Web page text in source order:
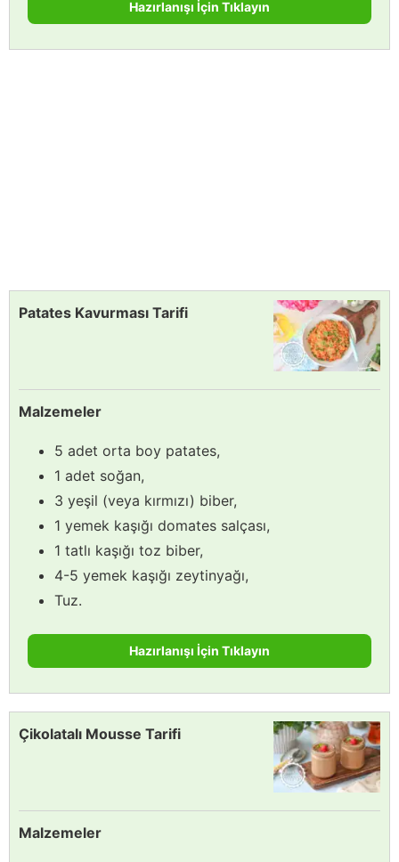
Hazırlanışı İçin Tıklayın
Patates Kavurması Tarifi
Malzemeler
5 adet orta boy patates,
1 adet soğan,
3 yeşil (veya kırmızı) biber,
1 yemek kaşığı domates salçası,
1 tatlı kaşığı toz biber,
4-5 yemek kaşığı zeytinyağı,
Tuz.
Hazırlanışı İçin Tıklayın
Çikolatalı Mousse Tarifi
Malzemeler